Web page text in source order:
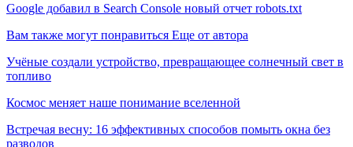
Google добавил в Search Console новый отчет robots.txt
Вам также могут понравиться Еще от автора
Учёные создали устройство, превращающее солнечный свет в
топливо
Космос меняет наше понимание вселенной
Встречая весну: 16 эффективных способов помыть окна без
разводов